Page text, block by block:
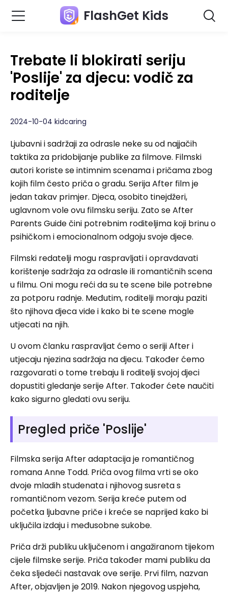
FlashGet Kids
Trebate li blokirati seriju
'Poslije' za djecu: vodič za
roditelje
2024-10-04 kidcaring
Ljubavni i sadržaji za odrasle neke su od najjačih
taktika za pridobijanje publike za filmove. Filmski
autori koriste se intimnim scenama i pričama zbog
kojih film često priča o gradu. Serija After film je
jedan takav primjer. Djeca, osobito tinejdžeri,
uglavnom vole ovu filmsku seriju. Zato se After
Parents Guide čini potrebnim roditeljima koji brinu o
psihičkom i emocionalnom odgoju svoje djece.
Filmski redatelji mogu raspravljati i opravdavati
korištenje sadržaja za odrasle ili romantičnih scena
u filmu. Oni mogu reći da su te scene bile potrebne
za potporu radnje. Međutim, roditelji moraju paziti
što njihova djeca vide i kako bi te scene mogle
utjecati na njih.
U ovom članku raspravljat ćemo o seriji After i
utjecaju njezina sadržaja na djecu. Također ćemo
razgovarati o tome trebaju li roditelji svojoj djeci
dopustiti gledanje serije After. Također ćete naučiti
kako sigurno gledati ovu seriju.
Pregled priče 'Poslije'
Filmska serija After adaptacija je romantičnog
romana Anne Todd. Priča ovog filma vrti se oko
dvoje mladih studenata i njihovog susreta s
romantičnom vezom. Serija kreće putem od
početka ljubavne priče i kreće se naprijed kako bi
uključila izdaju i međusobne sukobe.
Priča drži publiku uključenom i angažiranom tijekom
cijele filmske serije. Priča također mami publiku da
čeka sljedeći nastavak ove serije. Prvi film, nazvan
After, objavljen je 2019. Nakon njegovog uspjeha,